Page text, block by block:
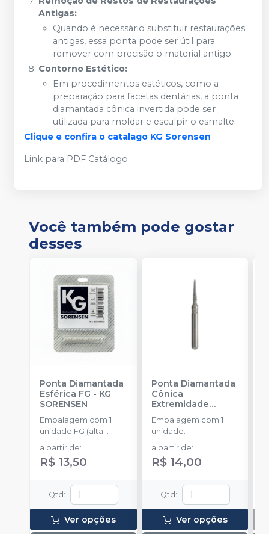
Antigas:
Quando é necessário substituir restaurações
antigas, essa ponta pode ser útil para
remover com precisão o material antigo.
Contorno Estético:
Em procedimentos estéticos, como a
preparação para facetas dentárias, a ponta
diamantada cônica invertida pode ser
utilizada para moldar e esculpir o esmalte.
Clique e confira o catalago KG Sorensen
Link para PDF Catálogo
Você também pode gostar
desses
Ponta Diamantada
Esférica FG - KG
SORENSEN
Embalagem com 1
unidade FG (alta
rotação).
a partir de:
R$ 13,50
Qtd :
Ver opções
Ponta Diamantada
Cônica
Extremidade
Arredondada FG
KG SORENSEN
Embalagem com 1
unidade.
a partir de:
R$ 14,00
Qtd :
Ver opções